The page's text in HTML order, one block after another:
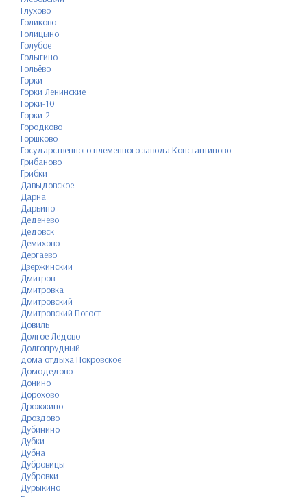
Глухово
Голиково
Голицыно
Голубое
Голыгино
Гольёво
Горки
Горки Ленинские
Горки-10
Горки-2
Городково
Горшково
Государственного племенного завода Константиново
Грибаново
Грибки
Давыдовское
Дарна
Дарьино
Деденево
Дедовск
Демихово
Дергаево
Дзержинский
Дмитров
Дмитровка
Дмитровский
Дмитровский Погост
Довиль
Долгое Лёдово
Долгопрудный
дома отдыха Покровское
Домодедово
Донино
Дорохово
Дрожжино
Дроздово
Дубинино
Дубки
Дубна
Дубровицы
Дубровки
Дурыкино